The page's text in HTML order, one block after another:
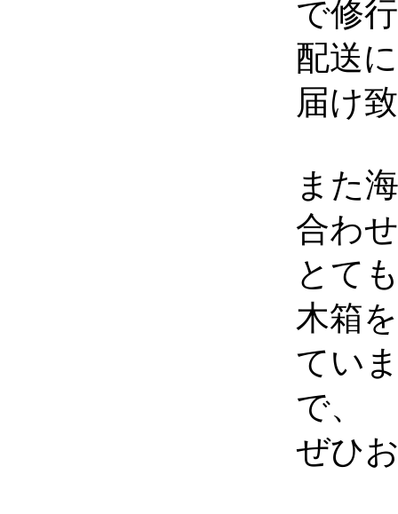
で修
配送
届け
また
合わ
とて
木箱
てい
で、
ぜひ